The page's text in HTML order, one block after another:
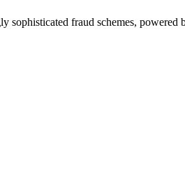
fraud schemes,